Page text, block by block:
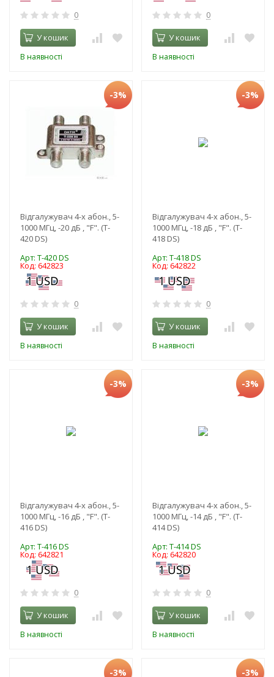
0
У кошик
В наявності
0
У кошик
В наявності
-3%
Відгалужувач 4-х абон., 5-
1000 МГц, -20 дБ , "F". (T-
420 DS)
Арт: T-420 DS
Код: 642823
0
У кошик
В наявності
-3%
Відгалужувач 4-х абон., 5-
1000 МГц, -18 дБ , "F". (T-
418 DS)
Арт: T-418 DS
Код: 642822
0
У кошик
В наявності
-3%
Відгалужувач 4-х абон., 5-
1000 МГц, -16 дБ , "F". (T-
416 DS)
Арт: T-416 DS
Код: 642821
0
У кошик
В наявності
-3%
Відгалужувач 4-х абон., 5-
1000 МГц, -14 дБ , "F". (T-
414 DS)
Арт: T-414 DS
Код: 642820
0
У кошик
В наявності
-3% -3%